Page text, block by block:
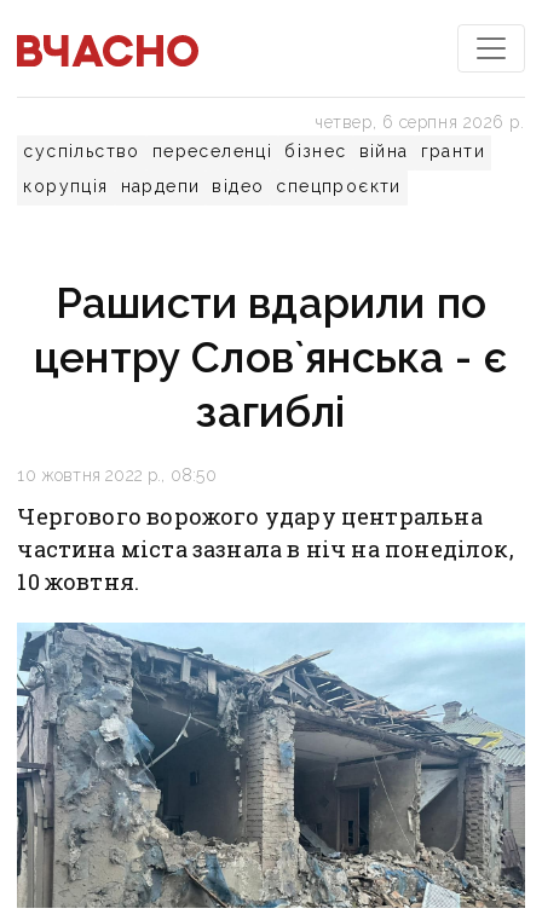
суспільство переселенці бізнес війна
гранти
корупція
нардепи відео спецпроєкти
четвер, 6 серпня 2026 р.
Рашисти вдарили по
центру Слов`янська - є
загиблі
10 жовтня 2022 р., 08:50
Чергового ворожого удару центральна
частина міста зазнала в ніч на понеділок,
10 жовтня.